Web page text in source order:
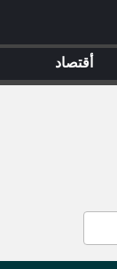
أقتصاد